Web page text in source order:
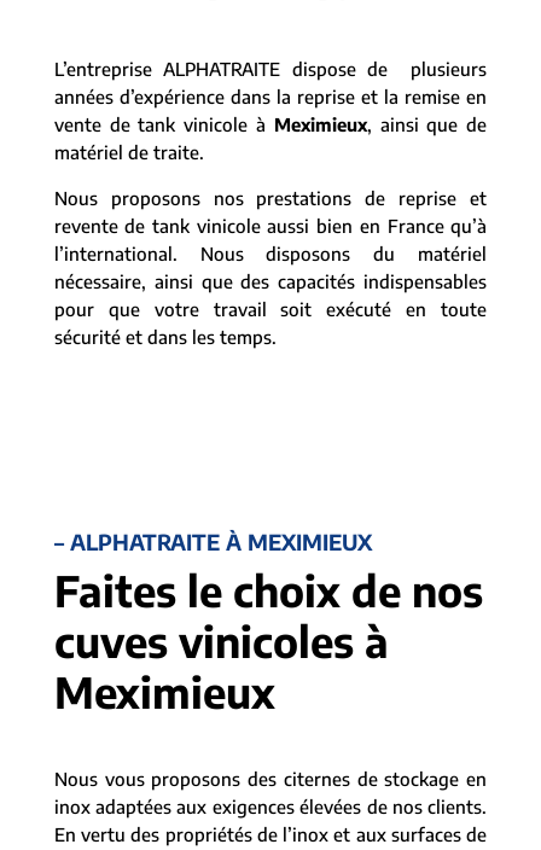
L’entreprise ALPHATRAITE dispose de plusieurs
années d’expérience dans la reprise et la remise en
vente de tank vinicole à Meximieux, ainsi que de
matériel de traite.
Nous proposons nos prestations de reprise et
revente de tank vinicole aussi bien en France qu’à
l’international. Nous disposons du matériel
nécessaire, ainsi que des capacités indispensables
pour que votre travail soit exécuté en toute
sécurité et dans les temps.
– ALPHATRAITE À MEXIMIEUX
Faites le choix de nos
cuves vinicoles à
Meximieux
Nous vous proposons des citernes de stockage en
inox adaptées aux exigences élevées de nos clients.
En vertu des propriétés de l’inox et aux surfaces de